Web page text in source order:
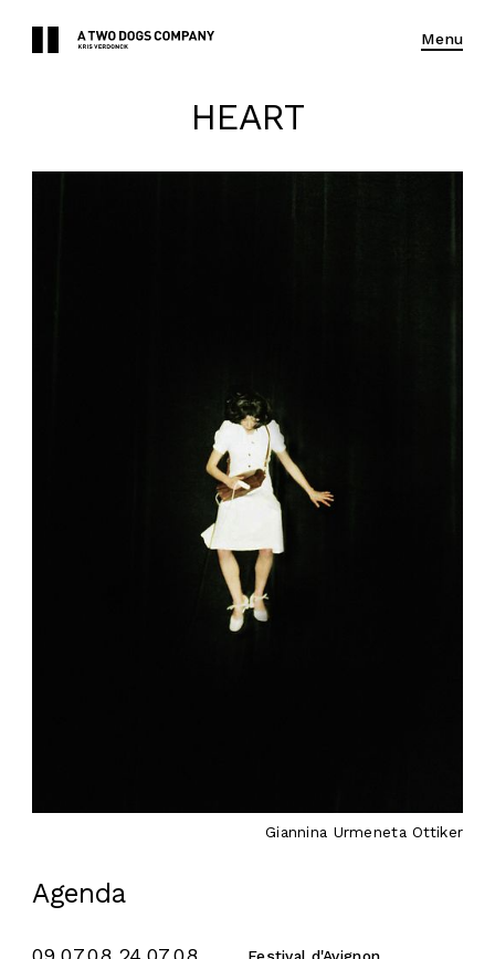
Menu
HEART
Giannina Urmeneta Ottiker
Agenda
Festival d'Avignon